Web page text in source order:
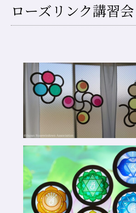
ウ
ローズリンク講習会